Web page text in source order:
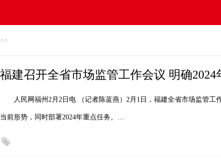
>>
福建召开全省市场监管工作会议 明确
人民网福州2月2日电 （记者陈蓝燕）2月1日，福建全省市场监管
当前形势，同时部署2024年重点任务。…